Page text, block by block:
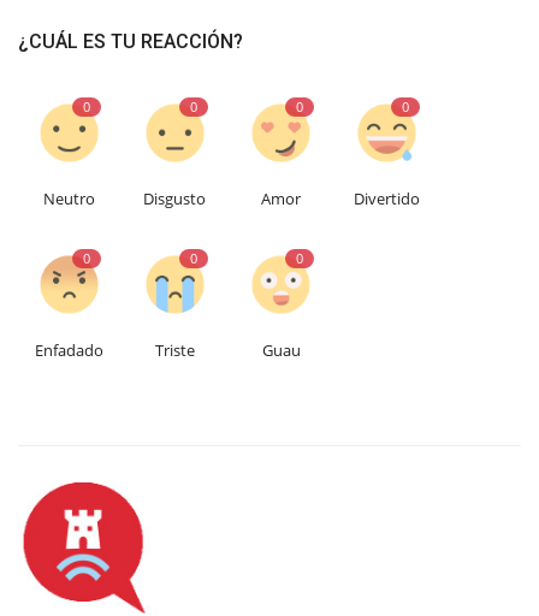
¿CUÁL ES TU REACCIÓN?
0
Neutro
0
Disgusto
0
Amor
0
Divertido
0
Enfadado
0
Triste
0
Guau